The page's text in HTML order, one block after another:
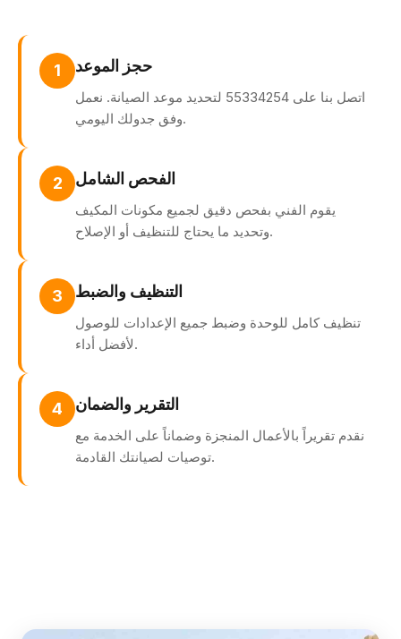
1 حجز الموعد
اتصل بنا على 55334254 لتحديد موعد الصيانة. نعمل
وفق جدولك اليومي.
2 الفحص الشامل
يقوم الفني بفحص دقيق لجميع مكونات المكيف
وتحديد ما يحتاج للتنظيف أو الإصلاح.
3 التنظيف والضبط
تنظيف كامل للوحدة وضبط جميع الإعدادات للوصول
لأفضل أداء.
4 التقرير والضمان
نقدم تقريراً بالأعمال المنجزة وضماناً على الخدمة مع
توصيات لصيانتك القادمة.